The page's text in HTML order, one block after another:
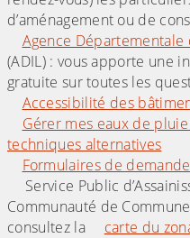
d’aménagement ou de
Agence Départementale
(ADIL) : vous apporte une
gratuite sur toutes les
Accessibilité des
Gérer mes eaux de
techniques alternatives
Formulaires de
Service Public
Communauté de
consultez la
carte du